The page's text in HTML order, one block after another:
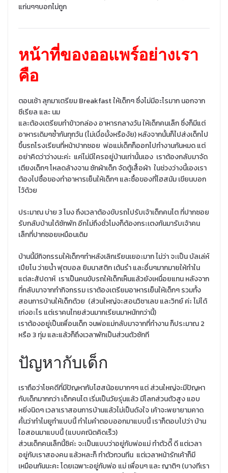
แก่นๆๆบอกไม่ถูก
หน้าที่ของออแพร์อย่างเรา
คือ
ตอนเช้า ลุกมาเตรียม Breakfast ให้เด็กๆ ซึ่งไม่มีอะไรมาก นอกจาก
ซีเรียล และ นม
และต้องเตรียมทำข้าวกล่อง อาหารกลางวัน ให้เด็กคนเล็ก ซึ่งก็มีแต่
อาหารเดิมๆซ้ำกันทุกวัน (ไม่เบื่อมั้งหรืองัย) หลังจากนั้นก็ไปส่งเด็กไป
ขึ้นรถโรงเรียนที่หน้าปากซอย พ่อแม่เด็กก็ออกไปทำงานกันหมด แต่
อย่าคิดว่าว่างนะค่ะ แค่ไม่มีใครอยู่บ้านเท่านั้นเอง เราต้องกลับมาจัด
เตียงเด็กๆ โหลดล้างจาน ซักผ้าเด็ก จัดตู้เสื้อผ้า ในช่วงว่างนี้เองเรา
ต้องไปซื้อของทำอาหารเย็นให้เด็กๆ และซื้อของที่โฮสมัม เขียนบอก
ไว้ด้วย
ประมาณ บ่าย 3 โมง ถึงเวลาต้องขับรถไปรับเจ้าเด็กคนโต ที่ปากซอย
รับกลับบ้านได้ซักพัก อีกไม่ถึงชั่วโมงก็ต้องกระเตงกันมารับเจ้าคน
เล็กที่ปากซอยเหมือนเดิม
บ้านนี้มีกิจกรรมให้เด็กๆทำหลังเลิกเรียนเยอะมาก ไม่ว่า จะเป็น บัลเล่ห์
เปียโน ว่ายน้ำ ฟุตบอล ยิมนาสติก เต้นรำ และอื่นๆมากมายให้ทำใน
แต่ละสัปดาห์ เราเป็นคนขับรถให้เด็กเห็นแล้วยังเหนื่อยแทน หลังจาก
ที่กลับมาจากทำกิจกรรม เราต้องเตรียมอาหารเย็นให้เด็กๆ รวมทั้ง
สอนการบ้านให้เด็กด้วย (ส่วนใหญ่จะสอนวิชาเลข และวิทย์ ค่ะ ไม่ได้
เก่งอะไร แต่เราคนไทยส่วนมากเรียนมาหนักกว่านี้)
เราต้องอยู่เป็นเพื่อนเด็ก จนพ่อแม่กลับมาจากที่ทำงาน ก็ประมาณ 2
หรือ 3 ทุ่ม และแล้วก็ถึงเวลาพักเป็นส่วนตัวซักที
ปัญหากับเด็ก
เราถือว่าโชคดีที่มีปัญหากับโฮสน้อยมากๆๆ แต่ ส่วนใหญ่จะมีปัญหา
กับเด็กมากกว่า เด็กคนโต เริ่มเป็นวัยรุ่นแล้ว มีโลกส่วนตัวสูง แอบ
หยิ่งนิดๆ เวลาเราสอนการบ้านแล้วไม่เป็นดังใจ เค้าจะพยายามคาด
คั้นว่าทำไมยูทำแบบนี้ ทำไมคำตอบออกมาแบบนี้ เราก็ตอบไปว่า บ้าน
ไอสอนมาแบบนี้ (แบบคณิตคิดเร็ว)
ส่วนเด็กคนเล็กนี้ซิค่ะ จะเป็นแบบว่าอยู่กับพ่อแม่ ทำตัวดี๊ ดี แต่เวลา
อยู่กับเราสองคน แล้วหละก็ ทำตัวกวนทีน แต่เวลาหน้ารักเค้าก็มี
เหมือนกันนะคะ โดยเฉพาะอยู่กับพ่อ แม่ เพื่อนๆ และ ญาติๆ (บางทีเรา